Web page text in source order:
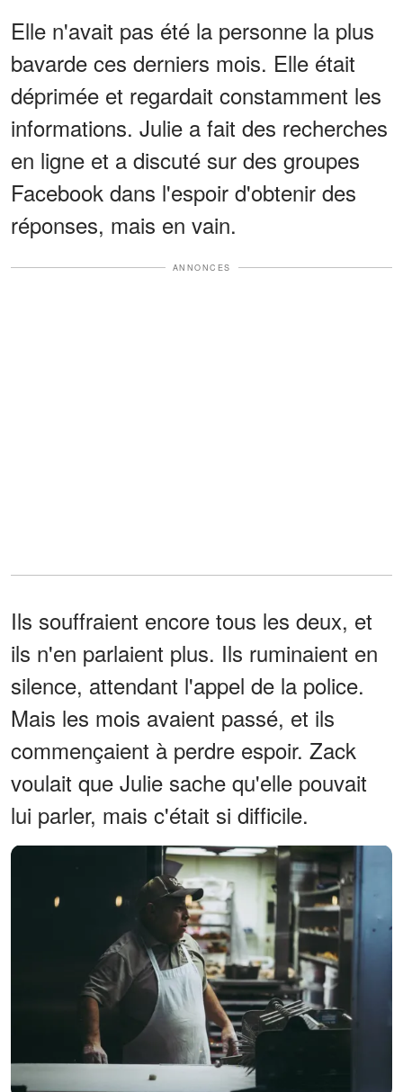
Elle n'avait pas été la personne la plus
bavarde ces derniers mois. Elle était
déprimée et regardait constamment les
informations. Julie a fait des recherches
en ligne et a discuté sur des groupes
Facebook dans l'espoir d'obtenir des
réponses, mais en vain.
ANNONCES
Ils souffraient encore tous les deux, et
ils n'en parlaient plus. Ils ruminaient en
silence, attendant l'appel de la police.
Mais les mois avaient passé, et ils
commençaient à perdre espoir. Zack
voulait que Julie sache qu'elle pouvait
lui parler, mais c'était si difficile.